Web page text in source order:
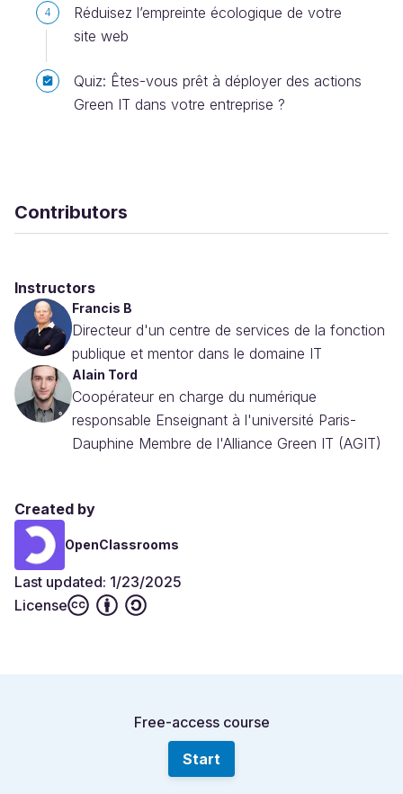
4
Réduisez l’empreinte écologique de votre
site web
Quiz: Êtes-vous prêt à déployer des actions
Green IT dans votre entreprise ?
Contributors
Instructors
Francis B
Directeur d'un centre de services de la fonction
publique et mentor dans le domaine IT
Alain Tord
Coopérateur en charge du numérique
responsable Enseignant à l'université Paris-
Dauphine Membre de l'Alliance Green IT (AGIT)
Created by
OpenClassrooms
Last updated: 1/23/2025
License
Free-access course
Start